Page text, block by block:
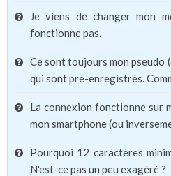
Je viens de changer mon
fonctionne pas.
Ce sont toujours mon pseudo
qui sont pré-enregistrés.
La connexion fonctionne sur
mon smartphone (ou
Pourquoi 12 caractères
N'est-ce pas un peu exagéré ?